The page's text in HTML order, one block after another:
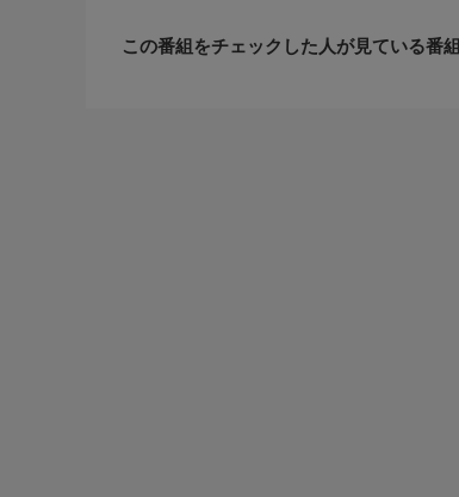
中川真吾
この番組をチェックした人が見ている番組